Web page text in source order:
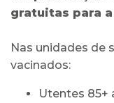
gratuitas para
Nas unidades de
vacinados:
Utentes 85+